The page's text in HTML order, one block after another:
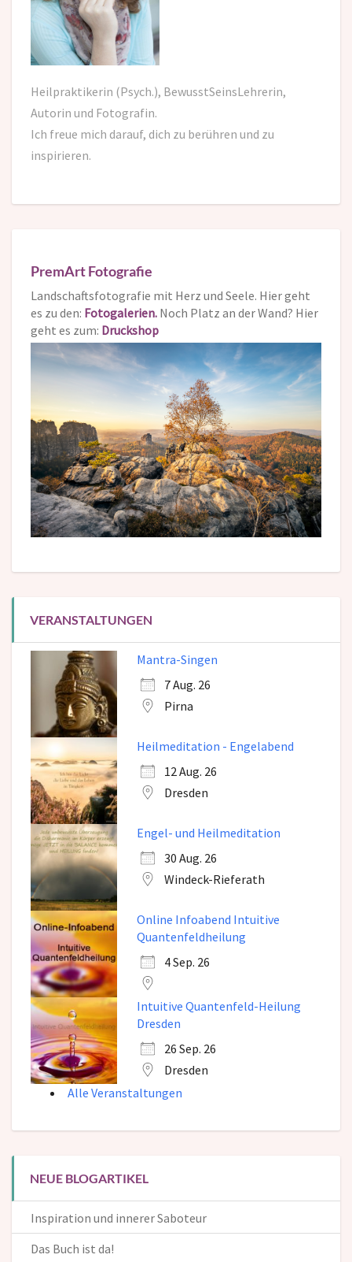
Heilpraktikerin (Psych.), BewusstSeinsLehrerin,
Autorin und Fotografin.
Ich freue mich darauf, dich zu berühren und zu
inspirieren.
PremArt Fotografie
Landschaftsfotografie mit Herz und Seele. Hier geht
es zu den: Fotogalerien. Noch Platz an der Wand? Hier
geht es zum: Druckshop
VERANSTALTUNGEN
Mantra-Singen
7 Aug. 26
Pirna
Heilmeditation - Engelabend
12 Aug. 26
Dresden
Engel- und Heilmeditation
30 Aug. 26
Windeck-Rieferath
Online Infoabend Intuitive
Quantenfeldheilung
4 Sep. 26
Intuitive Quantenfeld-Heilung
Dresden
26 Sep. 26
Dresden
Alle Veranstaltungen
NEUE BLOGARTIKEL
Inspiration und innerer Saboteur
Das Buch ist da!